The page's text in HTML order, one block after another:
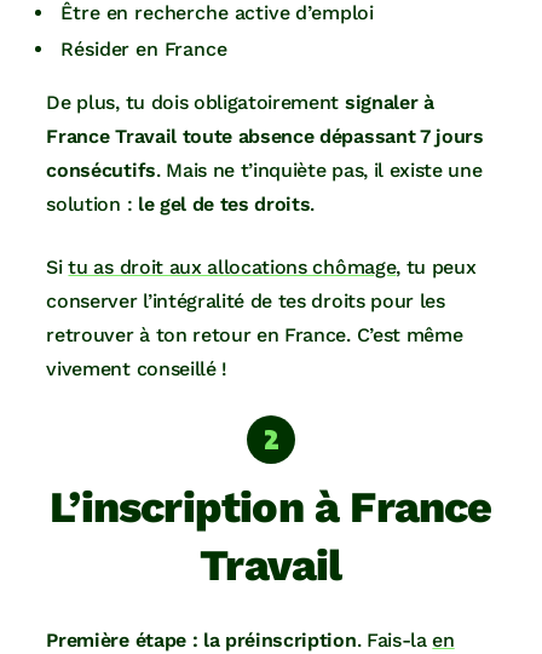
Être en recherche active d’emploi
Résider en France
De plus, tu dois obligatoirement signaler à
France Travail toute absence dépassant 7 jours
consécutifs. Mais ne t’inquiète pas, il existe une
solution : le gel de tes droits.
Situ as droit aux allocations chômage, tu peux
conserver l’intégralité de tes droits pour les
retrouver à ton retour en France. C’est même
vivement conseillé !
L’inscription à France
Travail
Première étape : la préinscription. Fais-laen